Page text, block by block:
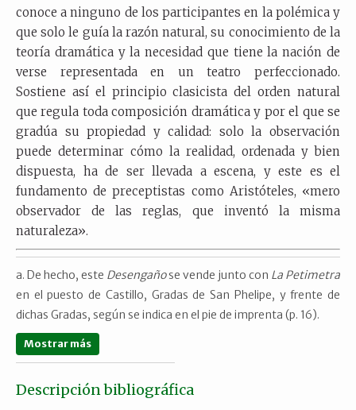
conoce a ninguno de los participantes en la polémica y
que solo le guía la razón natural, su conocimiento de la
teoría dramática y la necesidad que tiene la nación de
verse representada en un teatro perfeccionado.
Sostiene así el principio clasicista del orden natural
que regula toda composición dramática y por el que se
gradúa su propiedad y calidad: solo la observación
puede determinar cómo la realidad, ordenada y bien
dispuesta, ha de ser llevada a escena, y este es el
fundamento de preceptistas como Aristóteles, «mero
observador de las reglas, que inventó la misma
naturaleza».
De hecho, este Desengañose vende junto con La Petimetra
en el puesto de Castillo, Gradas de San Phelipe, y frente de
dichas Gradas, según se indica en el pie de imprenta (p. 16).
Mostrar más
Descripción bibliográfica